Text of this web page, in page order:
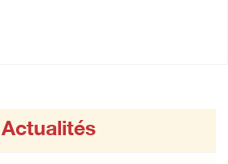
Actualités